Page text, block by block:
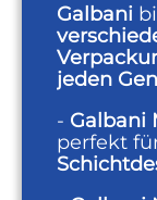
Galbani
jeden
- Galbani
perfekt